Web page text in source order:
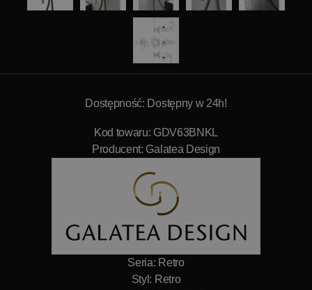
Dostępność: Dostępny w 24h!
Kod towaru: GDV63BNKL
Producent: Galatea Design
Seria: Retro
Styl: Retro